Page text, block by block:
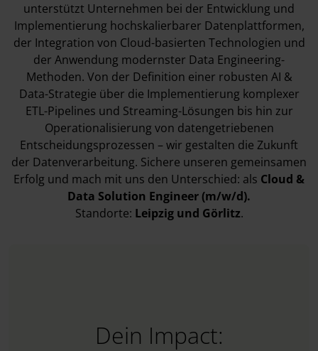
unterstützt Unternehmen bei der Entwicklung und
Implementierung hochskalierbarer Datenplattformen,
der Integration von Cloud-basierten Technologien und
der Anwendung modernster Data Engineering-
Methoden. Von der Definition einer robusten AI &
Data-Strategie über die Implementierung komplexer
ETL-Pipelines und Streaming-Lösungen bis hin zur
Operationalisierung von datengetriebenen
Entscheidungsprozessen – wir gestalten die Zukunft
der Datenverarbeitung. Sichere unseren gemeinsamen
Erfolg und mach mit uns den Unterschied: als Cloud &
Data Solution Engineer (m/w/d).
Standorte: Leipzigund Görlitz.
Dein Impact: